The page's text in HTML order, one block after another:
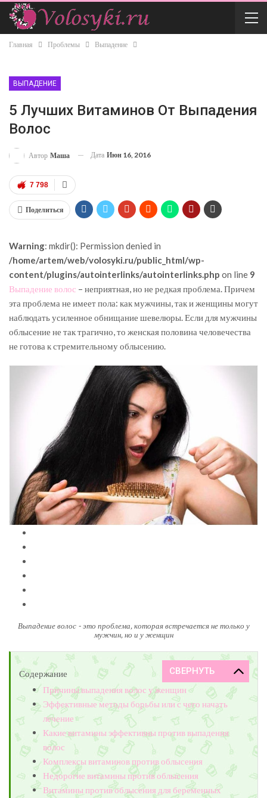
Главная Проблемы Выпадение
ВЫПАДЕНИЕ
5 Лучших Витаминов От Выпадения
Волос
Автор Маша Дата Июн 16, 2016
7 798
Поделиться
Warning: mkdir(): Permission denied in
/home/artem/web/volosyki.ru/public_html/wp-
content/plugins/autointerlinks/autointerlinks.php on line 9
Выпадение волос – неприятная, но не редкая проблема. Причем
эта проблема не имеет пола: как мужчины, так и женщины могут
наблюдать усиленное обнищание шевелюры. Если для мужчины
облысение не так трагично, то женская половина человечества
не готова к стремительному облысению.
Выпадение волос - это проблема, которая встречается не только у
мужчин, но и у женщин
Содержание
Причины выпадения волос у женщин
Эффективные методы борьбы или с чего начать
лечение
Какие витамины эффективны против выпадения
волос
Комплексы витаминов против облысения
Недорогие витамины против облысения
Витамины против облысения для беременных